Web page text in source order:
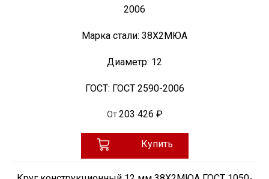
2006
Марка стали: 38Х2МЮА
Диаметр: 12
ГОСТ: ГОСТ 2590-2006
От 203 426 ₽
Купить